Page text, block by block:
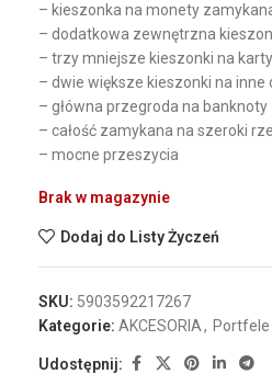
– kieszonka na monety
– dodatkowa zewnętrzna
– trzy mniejsze kieszonki na
– dwie większe kieszonki na inne
– główna przegroda na banknoty
– całość zamykana na szeroki
– mocne przeszycia
Brak w magazynie
Dodaj do Listy Życzeń
SKU: 5903592217267
Kategorie: AKCESORIA, Portfele
Udostępnij: